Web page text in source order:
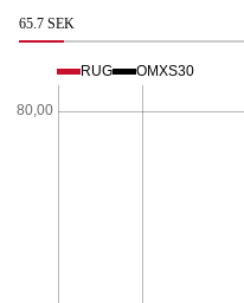
65.7 SEK
RUG OMXS30